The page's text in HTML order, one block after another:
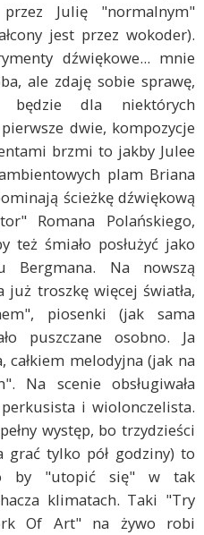
Julię "normalnym"
jest przez wokoder).
dźwiękowe... mnie
ale zdaję sobie sprawę,
będzie dla niektórych
dwie, kompozycje
brzmi to jakby Julee
plam Briana
ścieżkę dźwiękową
Romana Polańskiego,
też śmiało posłużyć jako
Na nowszą
już troszkę więcej światła,
piosenki (jak sama
puszczane osobno. Ja
całkiem melodyjna (jak na
Na scenie obsługiwała
i wiolonczelista.
występ, bo trzydzieści
grać tylko pół godziny) to
by "utopić się" w tak
klimatach. Taki "Try
Of Art" na żywo robi